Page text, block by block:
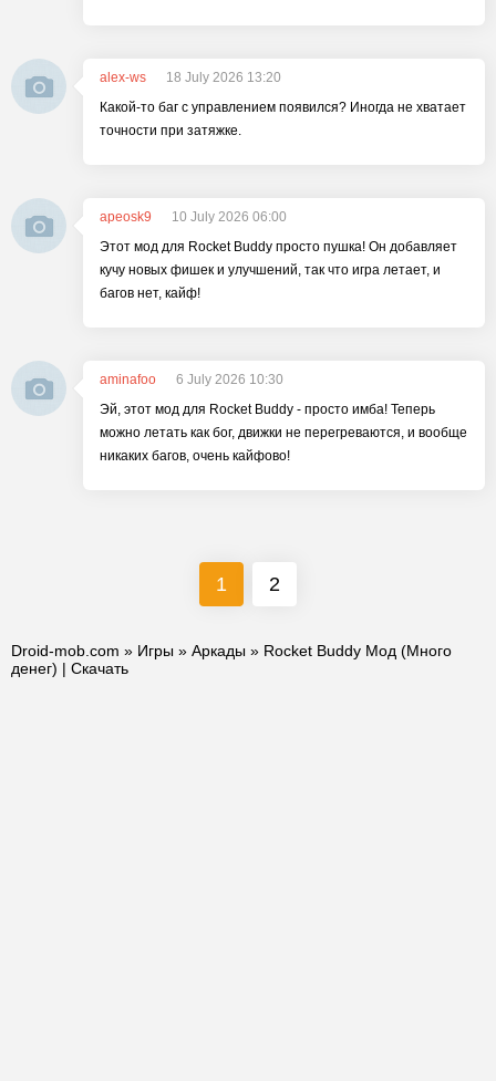
alex-ws
18 July 2026 13:20
Какой-то баг с управлением появился? Иногда не хватает
точности при затяжке.
apeosk9
10 July 2026 06:00
Этот мод для Rocket Buddy просто пушка! Он добавляет
кучу новых фишек и улучшений, так что игра летает, и
багов нет, кайф!
aminafoo
6 July 2026 10:30
Эй, этот мод для Rocket Buddy - просто имба! Теперь
можно летать как бог, движки не перегреваются, и вообще
никаких багов, очень кайфово!
1 2
Droid-mob.com » Игры » Аркады » Rocket Buddy Мод (Много
денег) | Скачать